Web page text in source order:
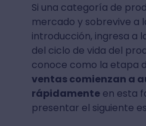
Si una categoría de
mercado y sobrevive a
introducción, ingresa a
del ciclo de vida del
conoce como la etapa
ventas comienzan a
rápidamenteen esta
presentar el siguiente